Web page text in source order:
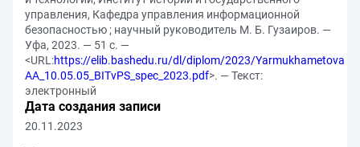
управления, Кафедра управления информационной
безопасностью ; научный руководитель М. Б. Гузаиров. —
Уфа, 2023. — 51 с. —
<URL:https://elib.bashedu.ru/dl/diplom/2023/Yarmukhametova
AA_10.05.05_BITvPS_spec_2023.pdf>. — Текст:
электронный
Дата создания записи
20.11.2023